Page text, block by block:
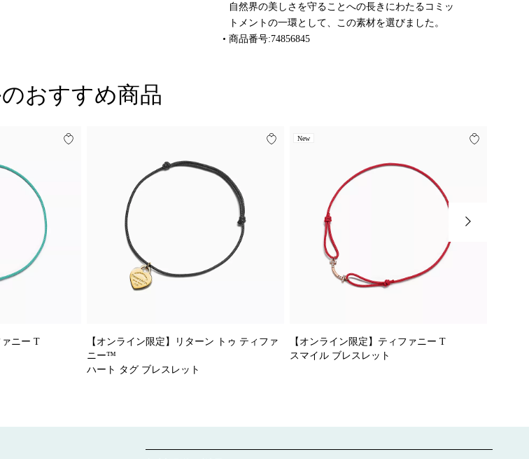
自然界の美しさを守ることへの長きにわたるコミッ
トメントの一環として、この素材を選びました。
商品番号:74856845
おすすめ商品
ァニー T
【オンライン限定】リターン トゥ ティファ
ニー™
ハート タグ ブレスレット
New
【オンライン限定】ティファニー T
スマイル ブレスレット